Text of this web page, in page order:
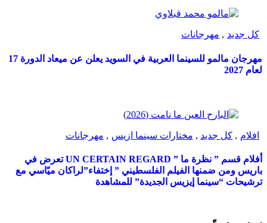
كل جديد , مهرجانات
مهرجان مالمو للسينما العربية في السويد يعلن عن ميعاد الدورة 17
لعام 2027
افلام , كل جديد , مختارات سينما ازيس , مهرجانات
أفلام قسم ” نظرة ما ” UN CERTAIN REGARD تعرض في
باريس ومن ضمنها الفيلم الفلسطيني ” إختفاء”لراكان ميّاسي مع
ترشيحات “سينما إيزيس الجديدة” للمشاهدة